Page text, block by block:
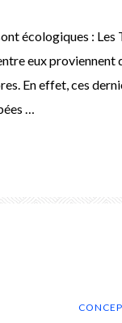
écologiques :
eux
En effet, ces
…